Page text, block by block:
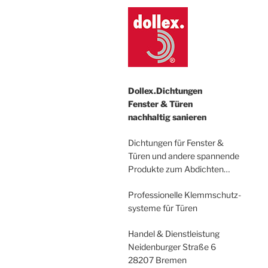
Dollex.Dichtungen
Fenster & Türen
nachhaltig sanieren
Dichtungen für Fenster &
Türen und andere spannende
Produkte zum Abdichten…
Professionelle Klemmschutz-
systeme für Türen
Handel & Dienstleistung
Neidenburger Straße 6
28207 Bremen